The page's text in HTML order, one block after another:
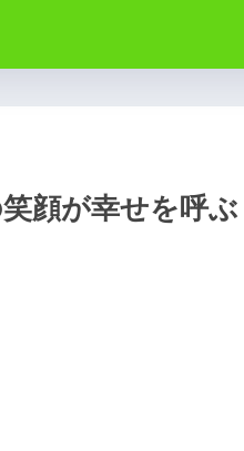
顔が幸せを呼